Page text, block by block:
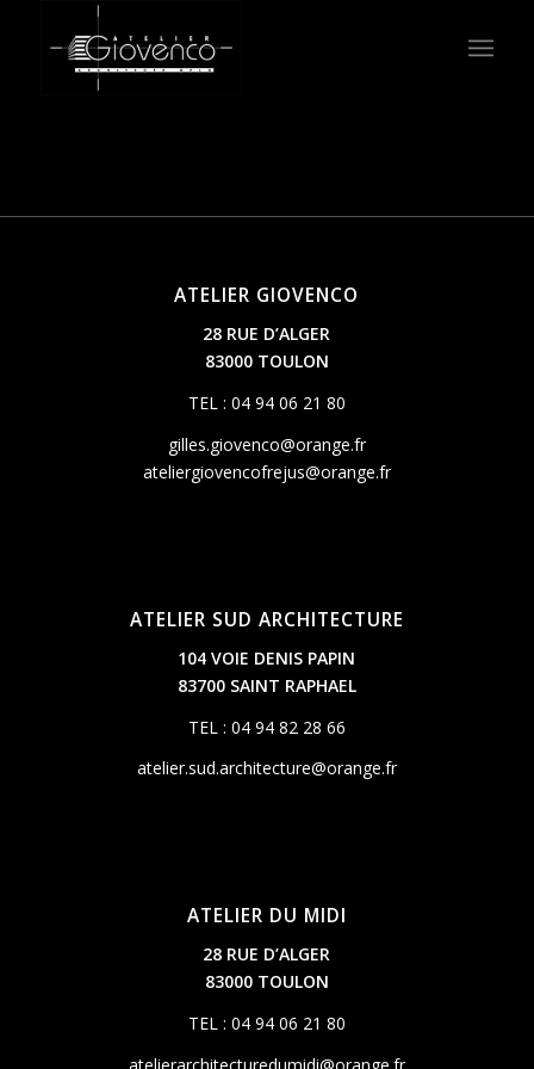
ATELIER GIOVENCO
28 RUE D’ALGER
83000 TOULON
TEL : 04 94 06 21 80
gilles.giovenco@orange.fr
ateliergiovencofrejus@orange.fr
ATELIER SUD ARCHITECTURE
104 VOIE DENIS PAPIN
83700 SAINT RAPHAEL
TEL : 04 94 82 28 66
atelier.sud.architecture@orange.fr
ATELIER DU MIDI
28 RUE D’ALGER
83000 TOULON
TEL : 04 94 06 21 80